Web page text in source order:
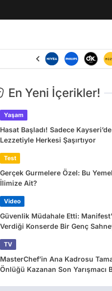
En Yeni İçerikler!
Yaşam
Hasat Başladı! Sadece
Lezzetiyle Herkesi Şaşırtıyor
Test
Gerçek Gurmelere Özel: Bu
İlimize Ait?
Video
Güvenlik Müdahale Etti:
Verdiği Konserde Bir Genç
TV
MasterChef’in Ana Kadrosu
Önlüğü Kazanan Son Yarışmacı